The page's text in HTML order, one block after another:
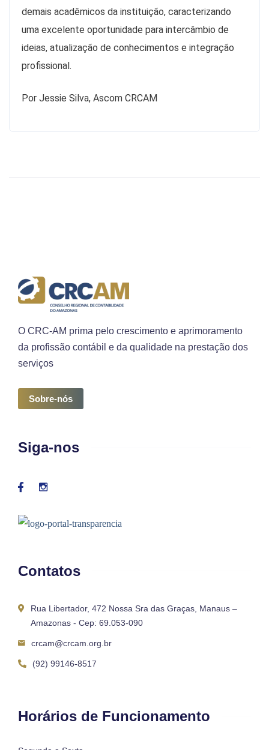
demais acadêmicos da instituição, caracterizando
uma excelente oportunidade para intercâmbio de
ideias, atualização de conhecimentos e integração
profissional.
Por Jessie Silva, Ascom CRCAM
O CRC-AM prima pelo crescimento e aprimoramento
da profissão contábil e da qualidade na prestação dos
serviços
Sobre-nós
Siga-nos
Contatos
Rua Libertador, 472 Nossa Sra das Graças, Manaus –
Amazonas - Cep: 69.053-090
crcam@crcam.org.br
(92) 99146-8517
Horários de Funcionamento